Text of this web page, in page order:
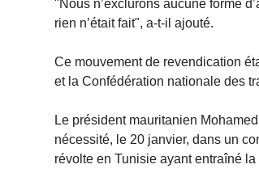
"Nous n’exclurons aucune forme
rien n’était fait", a-t-il ajouté.
Ce mouvement de revendication
et la Confédération nationale des
Le président mauritanien
nécessité, le 20 janvier, dans un
révolte en Tunisie ayant entraîné